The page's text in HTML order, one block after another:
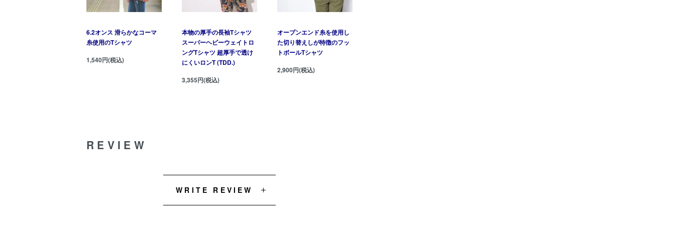
6.2オンス 滑らかなコーマ
糸使用のTシャツ
1,540円(税込)
本物の厚手の長袖Tシャツ
スーパーヘビーウェイトロ
ングTシャツ 超厚手で透け
にくいロンT (TDD.)
3,355円(税込)
オープンエンド糸を使用し
た切り替えしが特徴のフッ
トボールTシャツ
2,900円(税込)
REVIEW
WRITE REVIEW